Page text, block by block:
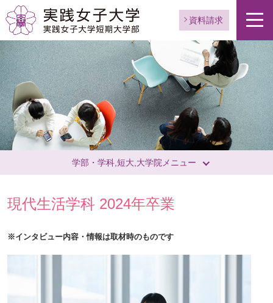
資料請求
学部・学科,短大,大学院メニュー
現代生活学科 2024年卒業
※インタビュー内容・情報は取材時のものです